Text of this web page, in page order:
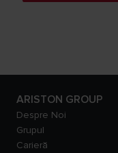
ARISTON GROUP
Despre Noi
Grupul
Carieră